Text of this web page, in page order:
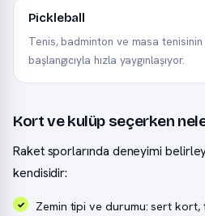
Pickleball
Tenis, badminton ve masa
başlangıcıyla hızla yaygınlaşıyor.
Kort ve kulüp seçerken
Raket sporlarında deneyimi
kendisidir:
Zemin tipi ve durumu: sert